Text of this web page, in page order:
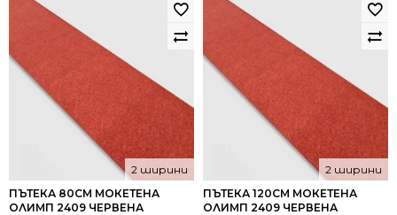
ПЪТЕКА 80СМ МОКЕТЕНА
ОЛИМП 2409 ЧЕРВЕНА
2 ширини
ПЪТЕКА 120СМ МОКЕТЕНА
ОЛИМП 2409 ЧЕРВЕНА
2 ширини